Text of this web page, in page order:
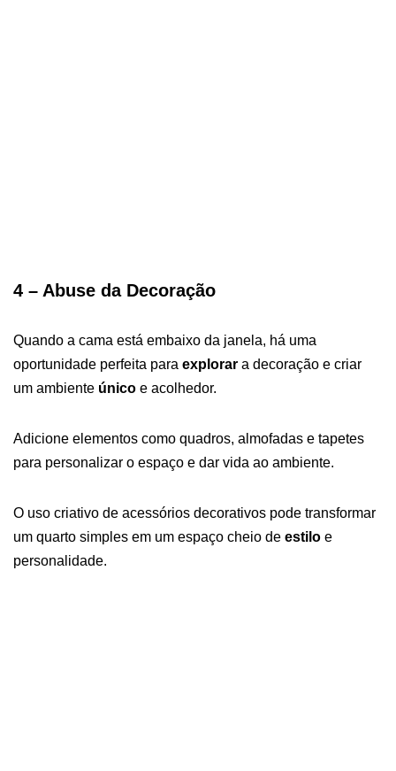
4 – Abuse da Decoração
Quando a cama está embaixo da janela, há uma
oportunidade perfeita para explorar a decoração e criar
um ambiente único e acolhedor.
Adicione elementos como quadros, almofadas e tapetes
para personalizar o espaço e dar vida ao ambiente.
O uso criativo de acessórios decorativos pode transformar
um quarto simples em um espaço cheio de estilo e
personalidade.